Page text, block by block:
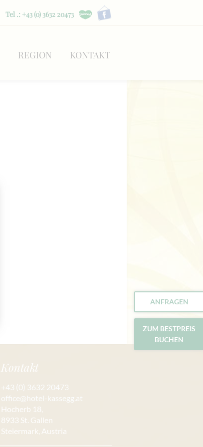
Tel .: +43 (0) 3632 20473
REGION KONTAKT
Kontakt
+43 (0) 3632 20473
office@hotel-kassegg.at
Hocherb 18,
8933 St. Gallen
Steiermark, Austria
ANFRAGEN
ZUM BESTPREIS
BUCHEN